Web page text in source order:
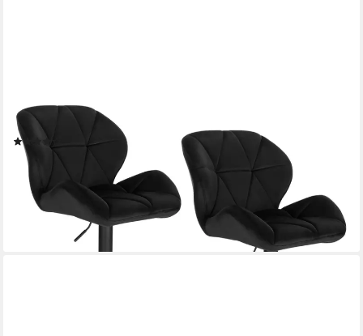
Barhocker (Set, 2 St), Tresenhocker Designer Hocker mit
Rückenlehne
ab 109,99 €
219,99 €
(55,00 €/ 1 Stk)
-50%
lieferbar - in 3-4 Werktagen bei dir
+1